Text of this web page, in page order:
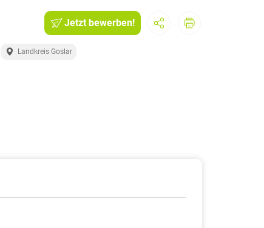
Jetzt bewerben!
Landkreis Goslar